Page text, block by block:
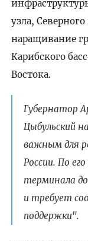
узла,
наращивание
Карибского
Востока.
Губернатор
Цыбульский
важным для
России. По
терминала
и требует
поддержки".